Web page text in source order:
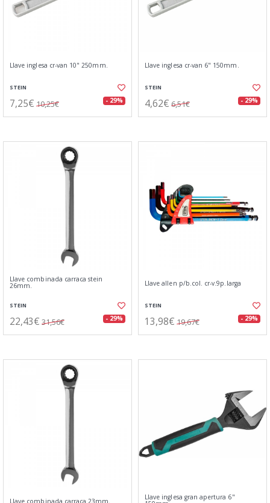
Llave inglesa cr-van 10" 250mm.
STEIN
7,25€ 10,25€ - 29%
Llave inglesa cr-van 6" 150mm.
STEIN
4,62€ 6,51€ - 29%
Llave combinada carraca stein
26mm.
STEIN
22,43€ 31,56€ - 29%
Llave allen p/b.col. cr-v.9p.larga
STEIN
13,98€ 19,67€ - 29%
Llave combinada carraca 23mm. Llave inglesa gran apertura 6"